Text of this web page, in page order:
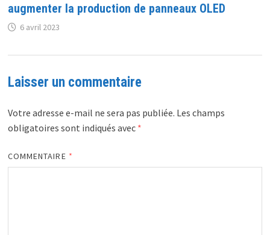
augmenter la production de panneaux OLED
6 avril 2023
Laisser un commentaire
Votre adresse e-mail ne sera pas publiée. Les champs
obligatoires sont indiqués avec *
COMMENTAIRE *